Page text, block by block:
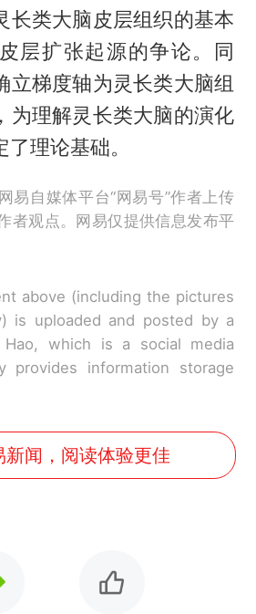
长类大脑皮层组织的基本
层扩张起源的争论。同
立梯度轴为灵长类大脑组
为理解灵长类大脑的演化
理论基础。
易自媒体平台“网易号”作者上传
者观点。网易仅提供信息发布平
above (including the pictures
is uploaded and posted by a
which is a social media
provides information storage
新闻，阅读体验更佳